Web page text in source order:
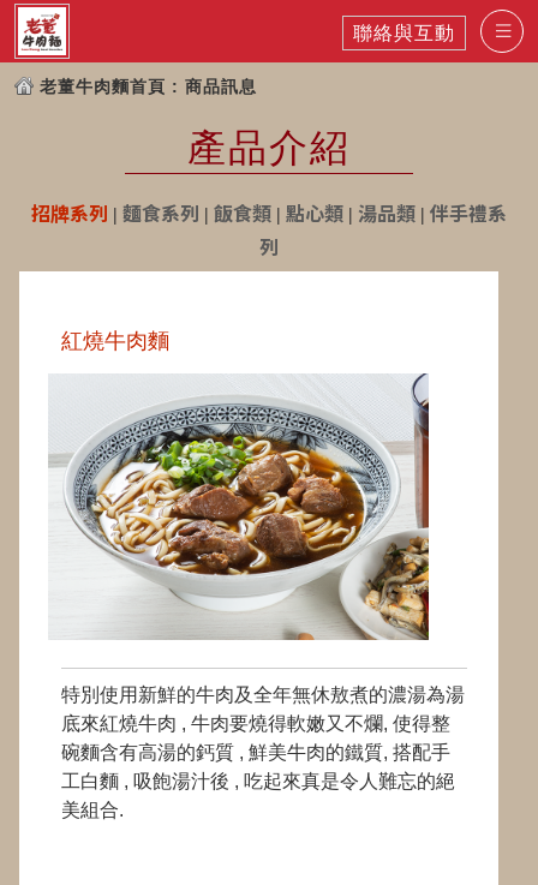
聯絡與互動
老董牛肉麵首頁 : 商品訊息
產品介紹
招牌系列 | 麵食系列 | 飯食類| 點心類| 湯品類| 伴手禮系
列
紅燒牛肉麵
特別使用新鮮的牛肉及全年無休敖煮的濃湯為湯
底來紅燒牛肉 , 牛肉要燒得軟嫩又不爛, 使得整
碗麵含有高湯的鈣質 , 鮮美牛肉的鐵質, 搭配手
工白麵 , 吸飽湯汁後 , 吃起來真是令人難忘的絕
美組合.